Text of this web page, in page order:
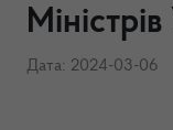
Дата: 2024-03-06